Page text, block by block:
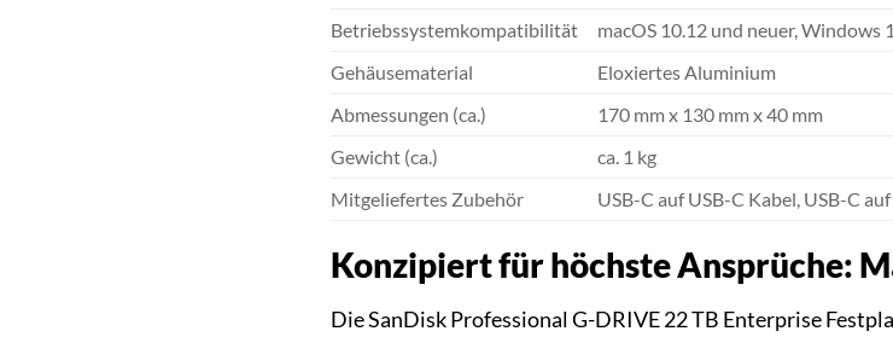
Betriebssystemkompatibilität
macOS 10.12 und neuer, Windows
Gehäusematerial
Eloxiertes Aluminium
Abmessungen (ca.)
170 mm x 130 mm x 40 mm
Gewicht (ca.)
ca. 1 kg
Mitgeliefertes Zubehör
USB-C auf USB-C Kabel, USB-C
Konzipiert für höchste Ansprüche:
Die SanDisk Professional G-DRIVE 22 TB Enterprise